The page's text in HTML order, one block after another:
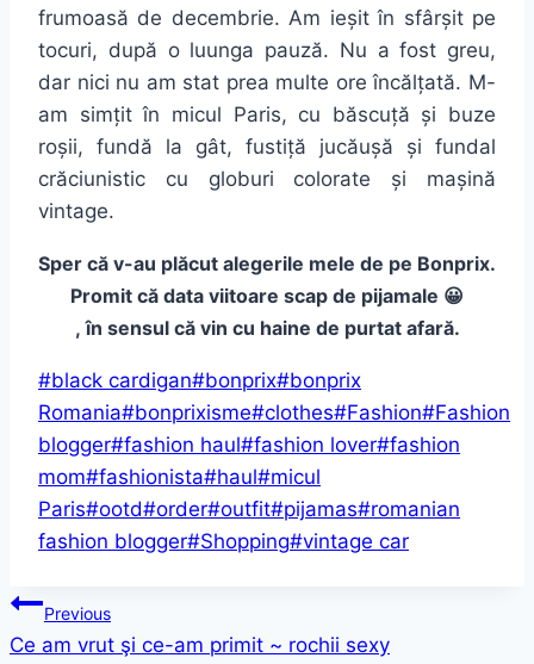
frumoasă de decembrie. Am ieșit în sfârșit pe
tocuri, după o luunga pauză. Nu a fost greu,
dar nici nu am stat prea multe ore încălțată. M-
am simțit în micul Paris, cu băscuță și buze
roșii, fundă la gât, fustiță jucăușă și fundal
crăciunistic cu globuri colorate și mașină
vintage.
Sper că v-au plăcut alegerile mele de pe Bonprix.
Promit că data viitoare scap de pijamale 😀
,în sensul că vin cu haine de purtat afară.
Post
Tags:
#black cardigan#bonprix#bonprix
Romania#bonprixisme#clothes#Fashion#Fashion
blogger#fashion haul#fashion lover#fashion
mom#fashionista#haul#micul
Paris#ootd#order#outfit#pijamas#romanian
fashion blogger#Shopping#vintage car
Post
Previous
Ce am vrut şi ce-am primit ~ rochii sexy